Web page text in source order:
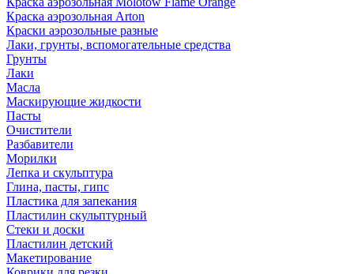
Краска аэрозольная Arton
Краски аэрозольные разные
Лаки, грунты, вспомогательные средства
Грунты
Лаки
Масла
Маскирующие жидкости
Пасты
Очистители
Разбавители
Морилки
Лепка и скульптура
Глина, пасты, гипс
Пластика для запекания
Пластилин скульптурный
Стеки и доски
Пластилин детский
Макетирование